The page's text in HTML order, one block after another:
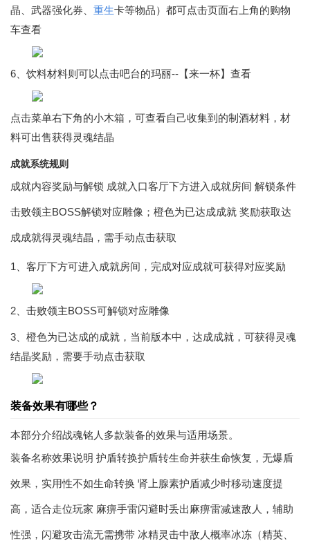
晶、武器强化券、 重生卡等物品）都可点击页面右上角的购物
车查看
6、饮料材料则可以点击吧台的玛丽--【来一杯】查看
点击菜单右下角的小木箱，可查看自己收集到的制酒材料，材
料可出售获得灵魂结晶
成就系统规则
成就内容奖励与解锁 成就入口客厅下方进入成就房间 解锁条件
击败领主BOSS解锁对应雕像；橙色为已达成成就 奖励获取达
成成就得灵魂结晶，需手动点击获取
1、客厅下方可进入成就房间，完成对应成就可获得对应奖励
2、击败领主BOSS可解锁对应雕像
3、橙色为已达成的成就，当前版本中，达成成就，可获得灵魂
结晶奖励，需要手动点击获取
装备效果有哪些？
本部分介绍战魂铭人多款装备的效果与适用场景。
装备名称效果说明 护盾转换护盾转生命并获生命恢复，无爆盾
效果，实用性不如生命转换 肾上腺素护盾减少时移动速度提
高，适合走位玩家 麻痹手雷闪避时丢出麻痹雷减速敌人，辅助
性强，闪避攻击流无需携带 冰精灵击中敌人概率冰冻（精英、